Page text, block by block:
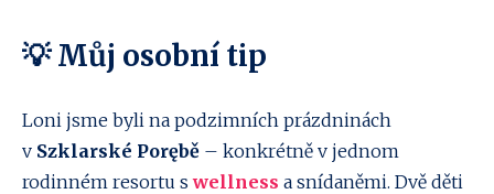
💡 Můj osobní tip
Loni jsme byli na podzimních prázdninách
v Szklarské Porębě – konkrétně v jednom
rodinném resortu swellness a snídaněmi. Dvě děti